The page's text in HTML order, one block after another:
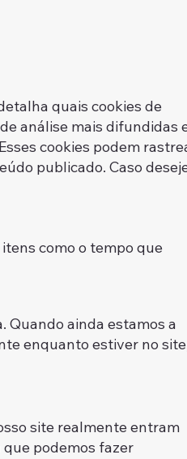
quais cookies de
análise mais difundidas
cookies podem
publicado. Caso
Google Analytics.
como o tempo que
o site.
Quando ainda estamos a
enquanto estiver no
site realmente entram
que podemos fazer